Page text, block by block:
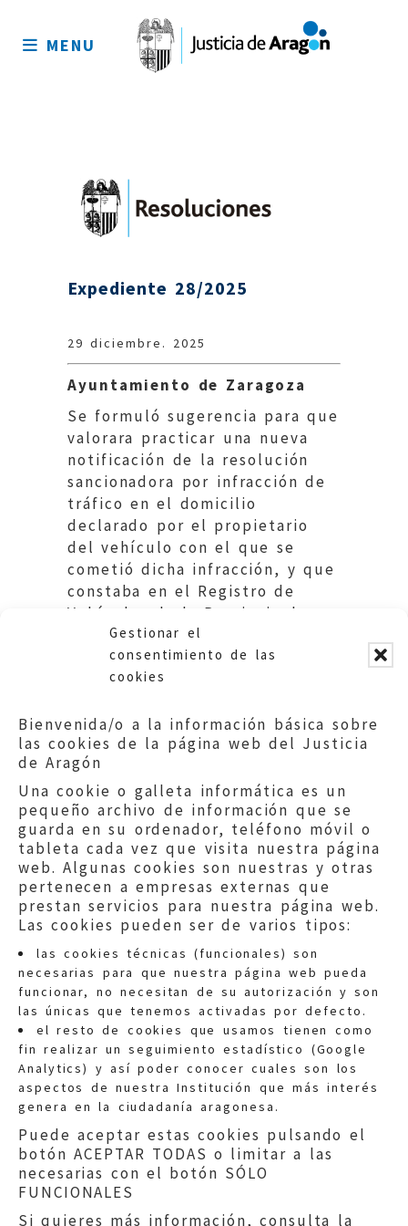
Gestionar el
consentimiento de las
cookies
Bienvenida/o a la información básica sobre
las cookies de la página web del Justicia
de Aragón
Una cookie o galleta informática es un
pequeño archivo de información que se
guarda en su ordenador, teléfono móvil o
tableta cada vez que visita nuestra página
web. Algunas cookies son nuestras y otras
pertenecen a empresas externas que
prestan servicios para nuestra página web.
Las cookies pueden ser de varios tipos:
las cookies técnicas (funcionales) son
necesarias para que nuestra página web pueda
funcionar, no necesitan de su autorización y son
las únicas que tenemos activadas por defecto.
el resto de cookies que usamos tienen como
fin realizar un seguimiento estadístico (Google
Analytics) y así poder conocer cuales son los
aspectos de nuestra Institución que más interés
genera en la ciudadanía aragonesa.
Puede aceptar estas cookies pulsando el
botón ACEPTAR TODAS o limitar a las
necesarias con el botón SÓLO
FUNCIONALES
Si quieres más información, consulta la
sitio
MENU
Expediente 28/2025
29 diciembre. 2025
Ayuntamiento de Zaragoza
Se formuló sugerencia para que
valorara practicar una nueva
notificación de la resolución
sancionadora por infracción de
tráfico en el domicilio
declarado por el propietario
del vehículo con el que se
cometió dicha infracción, y que
constaba en el Registro de
Vehículos de la Provincia de
Zaragoza.
Quejas:quejas@eljusticiadearagon.es
Información general:
informacion@eljusticiadearagon.es
Teléfonos:900 210 210/